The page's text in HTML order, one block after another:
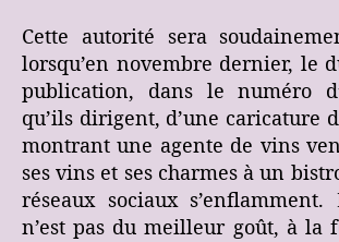
Cette autorité sera
lorsqu’en novembre dernier, le
publication, dans le numéro
qu’ils dirigent, d’une caricature
montrant une agente de vins
ses vins et ses charmes à un
réseaux sociaux
n’est pas du meilleur goût, à la